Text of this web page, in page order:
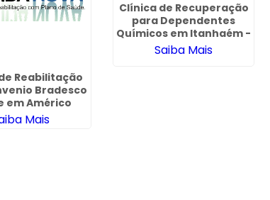
Reabilitação
Bradesco
em Américo
Mais
Clínica de Recuperação
para Dependentes
Químicos em Itanhaém -
SP
Saiba Mais